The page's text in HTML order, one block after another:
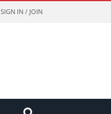
SIGN IN / JOIN